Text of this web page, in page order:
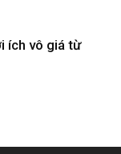
ích vô giá từ